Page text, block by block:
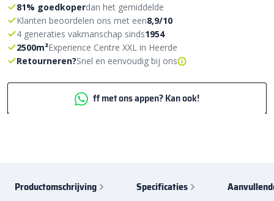
81% goedkoperdan het gemiddelde
Klanten beoordelen ons met een8,9/10
4 generaties vakmanschap sinds1954
2500m²Experience Centre XXL in Heerde
Retourneren?Snel en eenvoudig bij ons
ff met ons appen? Kan ook!
Productomschrijving Specificaties